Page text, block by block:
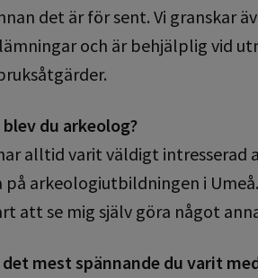
det är för sent. Vi granskar
och är behjälplig vid
du arkeolog?
alltid varit väldigt intresserad
på arkeologiutbildningen i
att se mig själv göra något
det mest spännande du varit